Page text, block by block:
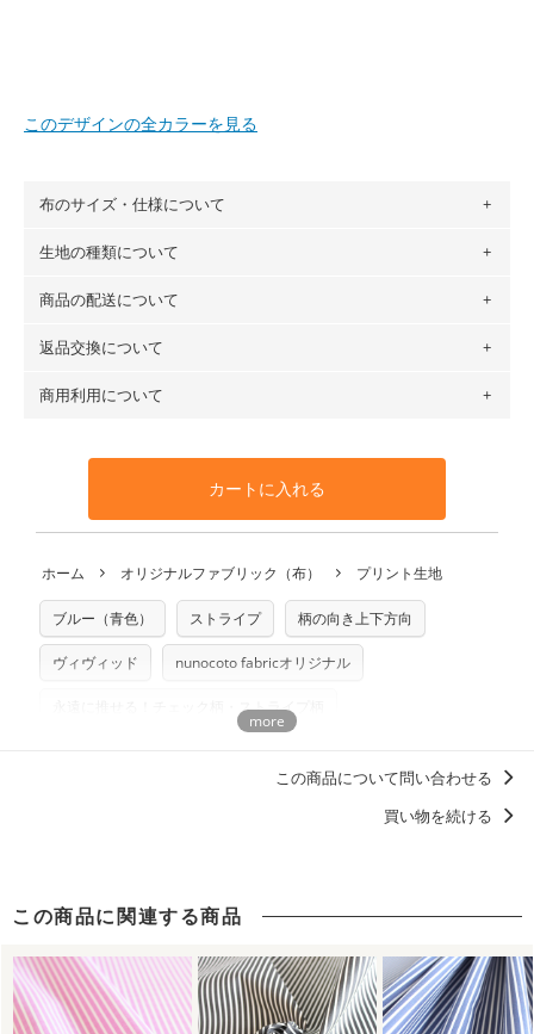
このデザインの全カラーを見る
布のサイズ・仕様について
布の長さは50cm単位での販売になります。
場合 → 購入数量「7」
※カットを希望の方は備考欄に「50cmずつカット希望」など
ご記載ください（50cm単位でのカットのみ）
プリント布の仕様についてもっと詳しく見る
生地の種類について
・現在、すべてのデザインのプリントに使用している生地は
ットン（ダブルガーゼ）・100％コットン（ローン）・コッ
トンリネン（ビエラ織）・100％コットン（ツイル）・
100％コットン（キャンバス・11号帆布）です。
生地見本サンプル（無料）を購入する
商品の配送について
・ネコポスでの配送は、布は2mまで型紙は2個までとなりま
も送料の表示が600円となり宅急便での配送となります。
となります。
※万が一、検品時に不備が見つかった場合は、4～5営業日後
※土日祝は営業日に含まれません。
※配送日のご指定は承れません。出来上がり次第、順次発送
返品交換について
・布はご注文後に注文数量のみをプリントするため、
購入後
や用尺をお間違えのないようお願いします。思っていた色味
と違う、などの理由での返品は承れません。予めご了承くだ
商用利用について
利用いただけます。「nunocoto fabric使用」といった記載
も不要です。（製品化した際に起こる全ての問題、クレーム
いませんのでご了承ください）
※有料型紙（ホームソーイング型紙シリーズ）および柄がえ
らべるキットに付属された型紙は商用利用できませんのでご
注意ください。型紙自体の転用・販売および型紙を使用して
商用利用についての詳細はこちら
カートに入れる
ホーム オリジナルファブリック（布） プリント生地
ブルー（青色） ストライプ 柄の向き上下方向
ヴィヴィッド nunocoto fabricオリジナル
永遠に推せる！チェック柄・ストライプ柄
この商品について問い合わせる
買い物を続ける
この商品に関連する商品